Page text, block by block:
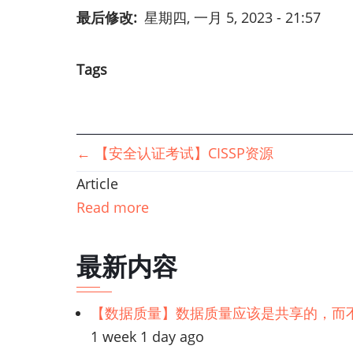
最后修改 星期四, 一月 5, 2023 - 21:57
Tags
书
籍
历
链
← 【安全认证考试】CISSP资源
Article
Read more
最新内容
【数据质量】数据质量应该是共享的，而
1 week 1 day ago